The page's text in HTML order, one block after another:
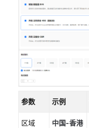
使
用
Matomo
搭
站
参数 示例
区域 中国-香港